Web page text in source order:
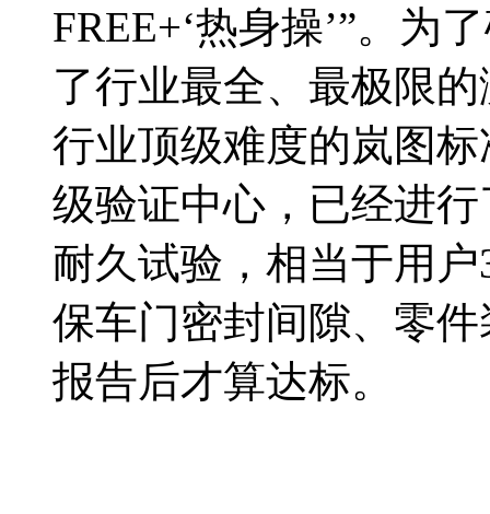
FREE+‘热身操’”。为
了行业最全、最极限
行业顶级难度的岚图
级验证中心，已经进
耐久试验，相当于用
保车门密封间隙、零
报告后才算达标。